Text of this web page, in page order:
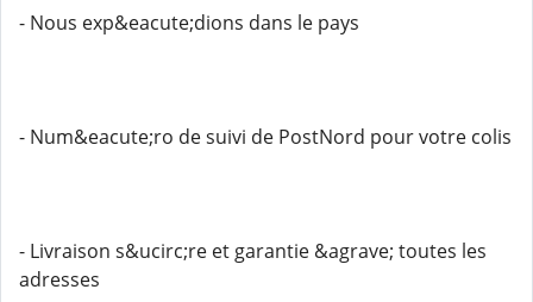
- Nous exp&eacute;dions dans le pays
- Num&eacute;ro de suivi de PostNord pour votre colis
- Livraison s&ucirc;re et garantie &agrave; toutes les
adresses